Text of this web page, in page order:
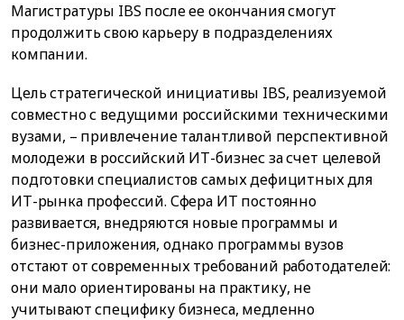
Магистратуры IBS после ее окончания смогут
продолжить свою карьеру в подразделениях
компании.
Цель стратегической инициативы IBS, реализуемой
совместно с ведущими российскими техническими
вузами, – привлечение талантливой перспективной
молодежи в российский ИТ-бизнес за счет целевой
подготовки специалистов самых дефицитных для
ИТ-рынка профессий. Сфера ИТ постоянно
развивается, внедряются новые программы и
бизнес-приложения, однако программы вузов
отстают от современных требований работодателей:
они мало ориентированы на практику, не
учитывают специфику бизнеса, медленно